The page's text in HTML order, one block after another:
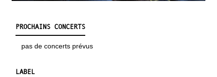
PROCHAINS CONCERTS
pas de concerts prévus
LABEL